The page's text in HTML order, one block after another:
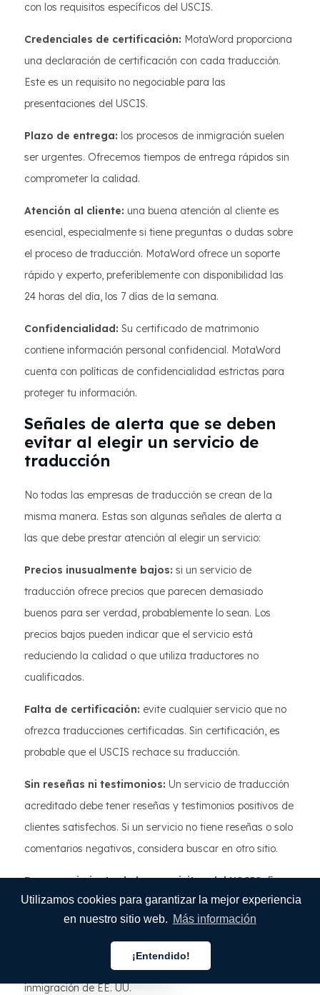
Utilizamos cookies para garantizar la mejor experiencia
en nuestro sitio web. Más información
¡Entendido!
con los requisitos específicos del USCIS.
Credenciales de certificación: MotaWord proporciona
una declaración de certificación con cada traducción.
Este es un requisito no negociable para las
presentaciones del USCIS.
Plazo de entrega: los procesos de inmigración suelen
ser urgentes. Ofrecemos tiempos de entrega rápidos sin
comprometer la calidad.
Atención al cliente: una buena atención al cliente es
esencial, especialmente si tiene preguntas o dudas sobre
el proceso de traducción. MotaWord ofrece un soporte
rápido y experto, preferiblemente con disponibilidad las
24 horas del día, los 7 días de la semana.
Confidencialidad: Su certificado de matrimonio
contiene información personal confidencial. MotaWord
cuenta con políticas de confidencialidad estrictas para
proteger tu información.
Señales de alerta que se deben
evitar al elegir un servicio de
traducción
No todas las empresas de traducción se crean de la
misma manera. Estas son algunas señales de alerta a
las que debe prestar atención al elegir un servicio:
Precios inusualmente bajos: si un servicio de
traducción ofrece precios que parecen demasiado
buenos para ser verdad, probablemente lo sean. Los
precios bajos pueden indicar que el servicio está
reduciendo la calidad o que utiliza traductores no
cualificados.
Falta de certificación: evite cualquier servicio que no
ofrezca traducciones certificadas. Sin certificación, es
probable que el USCIS rechace su traducción.
Sin reseñas ni testimonios: Un servicio de traducción
acreditado debe tener reseñas y testimonios positivos de
clientes satisfechos. Si un servicio no tiene reseñas o solo
comentarios negativos, considera buscar en otro sitio.
Desconocimiento de los requisitos del USCIS:Es
posible que algunos servicios de traducción no estén
familiarizados con los requisitos específicos del USCIS.
Asegúrese de que el servicio que elija tenga experiencia
en la traducción de documentos para fines de
inmigración de EE. UU.
Español